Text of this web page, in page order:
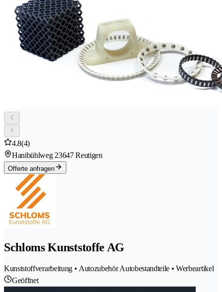
4.8(4)
Hanibühlweg 23647 Reutigen
Offerte anfragen
Schloms Kunststoffe AG
Kunststoffverarbeitung • Autozubehör Autobestandteile • Werbeartikel
Geöffnet